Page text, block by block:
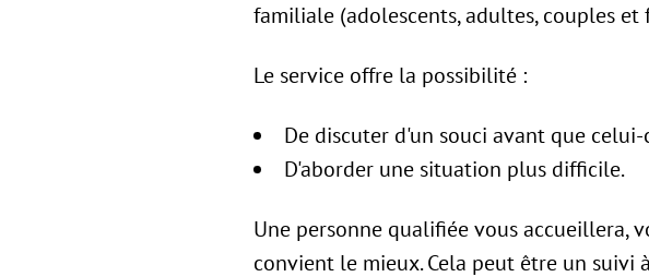
familiale (adolescents, adultes, couples
Le service offre la possibilité :
De discuter d'un souci avant que
D'aborder une situation plus difficile.
Une personne qualifiée vous accueillera,
convient le mieux. Cela peut être un